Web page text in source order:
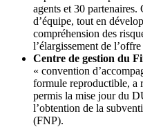
agents et 30
d’équipe, tout en
compréhension des
l’élargissement de
Centre de gestion du
« convention
formule reproductible, a
permis la mise jour du
l’obtention de la
(FNP).